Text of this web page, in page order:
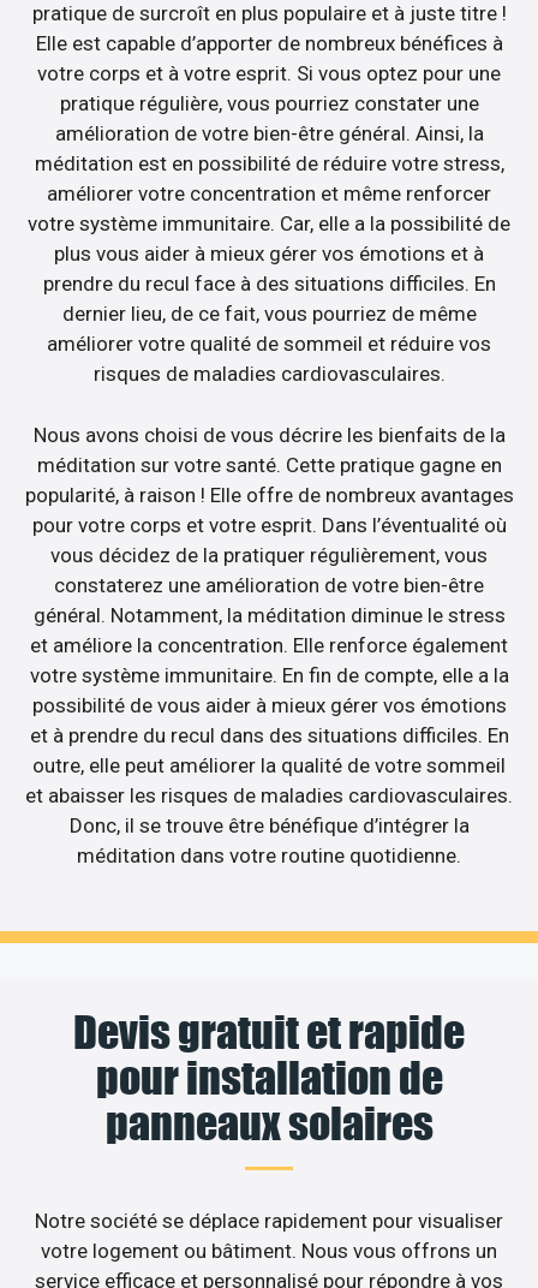
pratique de surcroît en plus populaire et à juste titre !
Elle est capable d’apporter de nombreux bénéfices à
votre corps et à votre esprit. Si vous optez pour une
pratique régulière, vous pourriez constater une
amélioration de votre bien-être général. Ainsi, la
méditation est en possibilité de réduire votre stress,
améliorer votre concentration et même renforcer
votre système immunitaire. Car, elle a la possibilité de
plus vous aider à mieux gérer vos émotions et à
prendre du recul face à des situations difficiles. En
dernier lieu, de ce fait, vous pourriez de même
améliorer votre qualité de sommeil et réduire vos
risques de maladies cardiovasculaires.
Nous avons choisi de vous décrire les bienfaits de la
méditation sur votre santé. Cette pratique gagne en
popularité, à raison ! Elle offre de nombreux avantages
pour votre corps et votre esprit. Dans l’éventualité où
vous décidez de la pratiquer régulièrement, vous
constaterez une amélioration de votre bien-être
général. Notamment, la méditation diminue le stress
et améliore la concentration. Elle renforce également
votre système immunitaire. En fin de compte, elle a la
possibilité de vous aider à mieux gérer vos émotions
et à prendre du recul dans des situations difficiles. En
outre, elle peut améliorer la qualité de votre sommeil
et abaisser les risques de maladies cardiovasculaires.
Donc, il se trouve être bénéfique d’intégrer la
méditation dans votre routine quotidienne.
Devis gratuit et rapide
pour installation de
panneaux solaires
Notre société se déplace rapidement pour visualiser
votre logement ou bâtiment. Nous vous offrons un
service efficace et personnalisé pour répondre à vos